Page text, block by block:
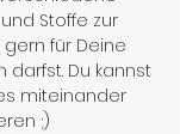
Stoffe zur
für Deine
darfst. Du kannst
miteinander
;)